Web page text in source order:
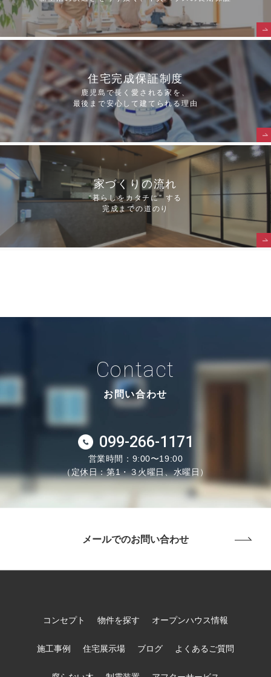
住宅完成保証制度
鹿児島で⾧く愛される家を、
最後まで安心して建てられる理由
家づくりの流れ
“暮らしをカタチに” する
完成までの道のり
Contact
お問い合わせ
099-266-1171
営業時間：9:00〜19:00
（定休日：第1・３火曜日、水曜日）
メールでのお問い合わせ
コンセプト 物件を探す オープンハウス情報
施工事例 住宅展示場 ブログ よくあるご質問